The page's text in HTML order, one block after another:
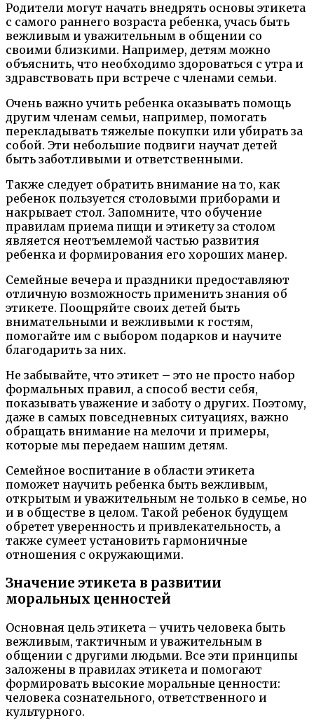
Родители могут начать внедрять основы этикета
с самого раннего возраста ребенка, учась быть
вежливым и уважительным в общении со
своими близкими. Например, детям можно
объяснить, что необходимо здороваться с утра и
здравствовать при встрече с членами семьи.
Очень важно учить ребенка оказывать помощь
другим членам семьи, например, помогать
перекладывать тяжелые покупки или убирать за
собой. Эти небольшие подвиги научат детей
быть заботливыми и ответственными.
Также следует обратить внимание на то, как
ребенок пользуется столовыми приборами и
накрывает стол. Запомните, что обучение
правилам приема пищи и этикету за столом
является неотъемлемой частью развития
ребенка и формирования его хороших манер.
Семейные вечера и праздники предоставляют
отличную возможность применить знания об
этикете. Поощряйте своих детей быть
внимательными и вежливыми к гостям,
помогайте им с выбором подарков и научите
благодарить за них.
Не забывайте, что этикет – это не просто набор
формальных правил, а способ вести себя,
показывать уважение и заботу о других. Поэтому,
даже в самых повседневных ситуациях, важно
обращать внимание на мелочи и примеры,
которые мы передаем нашим детям.
Семейное воспитание в области этикета
поможет научить ребенка быть вежливым,
открытым и уважительным не только в семье, но
и в обществе в целом. Такой ребенок будущем
обретет уверенность и привлекательность, а
также сумеет установить гармоничные
отношения с окружающими.
Значение этикета в развитии
моральных ценностей
Основная цель этикета – учить человека быть
вежливым, тактичным и уважительным в
общении с другими людьми. Все эти принципы
заложены в правилах этикета и помогают
формировать высокие моральные ценности:
человека сознательного, ответственного и
культурного.